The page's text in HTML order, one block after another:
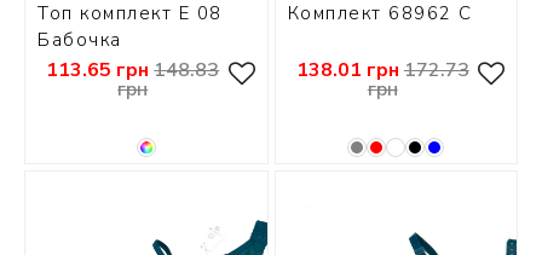
Топ комплект E 08
Бабочка
113.65 грн 148.83
грн
Комплект 68962 С
138.01 грн 172.73
грн